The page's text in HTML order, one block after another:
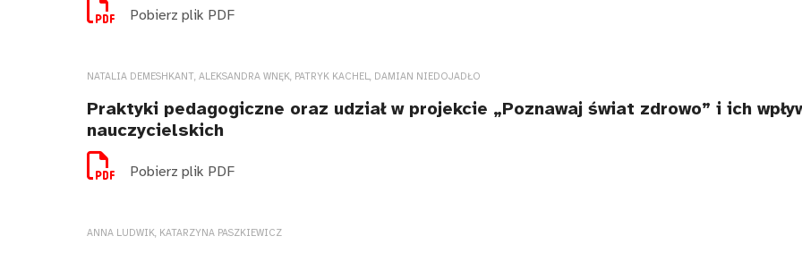
Pobierz plik PDF
NATALIA DEMESHKANT, ALEKSANDRA WNĘK, PATRYK KACHEL, DAMIAN NIEDOJADŁO
Praktyki pedagogiczne oraz udział w projekcie „Poznawaj świat zdrowo” i ich
nauczycielskich
Pobierz plik PDF
ANNA LUDWIK, KATARZYNA PASZKIEWICZ